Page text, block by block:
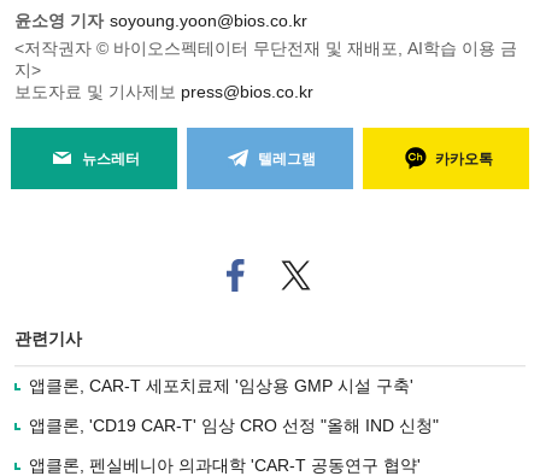
윤소영 기자 soyoung.yoon@bios.co.kr
<저작권자 © 바이오스펙테이터 무단전재 및 재배포, AI학습 이용 금
지>
보도자료 및 기사제보 press@bios.co.kr
뉴스레터 텔레그램 카카오톡
페
이
로
기
사
유
트위
터로
관련기사
앱클론, CAR-T 세포치료제 '임상용 GMP 시설 구축'
앱클론, 'CD19 CAR-T' 임상 CRO 선정 "올해 IND 신청"
앱클론, 펜실베니아 의과대학 'CAR-T 공동연구 협약'